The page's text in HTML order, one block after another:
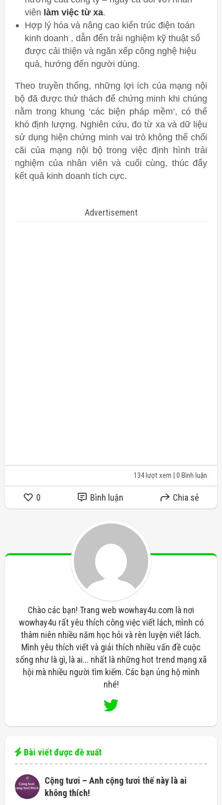
viên làm việc từ xa.
Hợp lý hóa và nâng cao kiến ​​trúc điện toán
kinh doanh , dẫn đến trải nghiệm kỹ thuật số
được cải thiện và ngăn xếp công nghệ hiệu
quả, hướng đến người dùng.
Theo truyền thống, những lợi ích của mạng nội
bộ đã được thử thách để chứng minh khi chúng
nằm trong khung ‘các biện pháp mềm’, có thể
khó định lượng. Nghiên cứu, đo từ xa và dữ liệu
sử dụng hiện chứng minh vai trò không thể chối
cãi của mạng nội bộ trong việc định hình trải
nghiệm của nhân viên và cuối cùng, thúc đẩy
kết quả kinh doanh tích cực.
Advertisement
134 lượt xem | 0 Bình luận
0 Bình luận Chia sẻ
Chào các bạn! Trang web wowhay4u.com là nơi
wowhay4u rất yêu thích công việc viết lách, mình có
thâm niên nhiều năm học hỏi và rèn luyện viết lách.
Mình yêu thích viết và giải thích nhiều vấn đề cuộc
sống như là gì, là ai... nhất là những hot trend mạng xã
hội mà nhiều người tìm kiếm. Các bạn ủng hộ mình
nhé!
Bài viết được đề xuất
Cộng tươi – Anh cộng tươi thế này là ai
không thích!